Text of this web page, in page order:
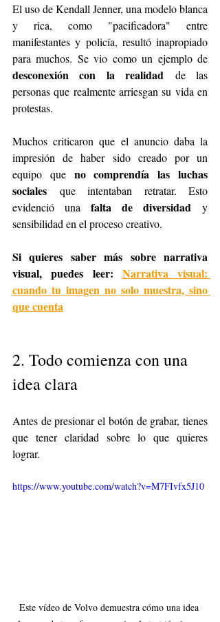
El uso de Kendall Jenner, una modelo blanca
y rica, como "pacificadora" entre
manifestantes y policía, resultó inapropiado
desconexión con la realidad de las
personas que realmente arriesgan su vida en
protestas.
Muchos criticaron que el anuncio daba la
impresión de haber sido creado por un
equipo que no comprendía las luchas
sociales que intentaban retratar. Esto
evidenció una falta de diversidad y
sensibilidad en el proceso creativo.
Si quieres saber más sobre narrativa
visual, puedes leer: Narrativa visual:
cuando tu imagen no solo muestra, sino
que cuenta
2. Todo comienza con una
idea clara
Antes de presionar el botón de grabar, tienes
que tener claridad sobre lo que quieres
lograr.
https://www.youtube.com/watch?v=M7FIvfx5J10
Este vídeo de Volvo demuestra cómo una idea